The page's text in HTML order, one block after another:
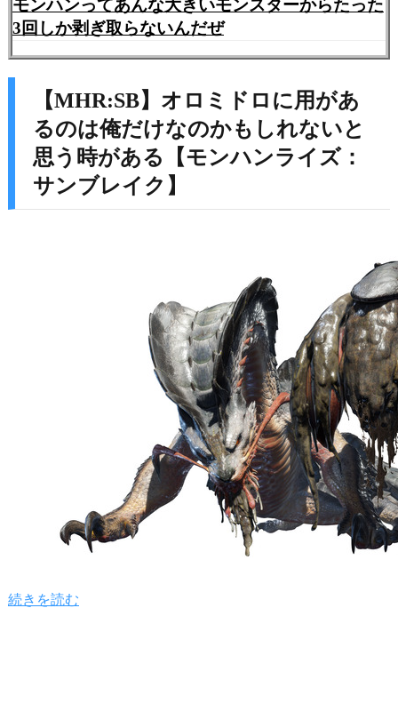
モンハンってあんな大きいモンスターからたった
3回しか剥ぎ取らないんだぜ
【MHR:SB】オロミドロに用があ
るのは俺だけなのかもしれないと
思う時がある【モンハンライズ：
サンブレイク】
続きを読む